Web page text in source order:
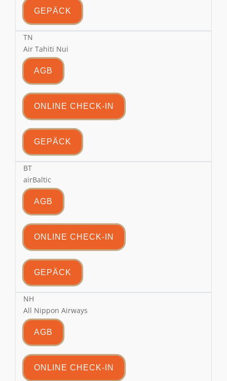
GEPÄCK
TN
Air Tahiti Nui
AGB
ONLINE CHECK-IN
GEPÄCK
BT
airBaltic
AGB
ONLINE CHECK-IN
GEPÄCK
NH
All Nippon Airways
AGB
ONLINE CHECK-IN